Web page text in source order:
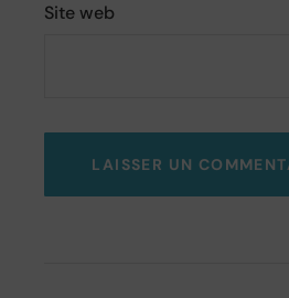
Site web
LAISSER UN